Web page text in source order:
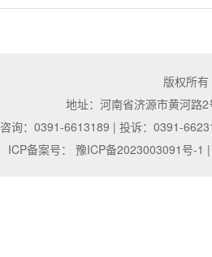
版权所
地址：河南省济源市黄河路
咨询：0391-6613189 | 投诉：0391-
ICP备案号：
豫ICP备2023003091号-1